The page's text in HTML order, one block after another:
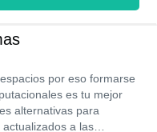
por eso formarse
es tu mejor
alternativas para
a las